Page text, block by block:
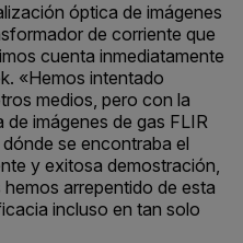
óptica de imágenes
de corriente que
cuenta inmediatamente
«Hemos intentado
medios, pero con la
imágenes de gas FLIR
se encontraba el
y exitosa demostración,
arrepentido de esta
incluso en tan solo